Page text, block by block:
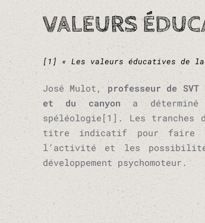
VALEURS
[1] « Les valeurs éducatives de
José Mulot, professeur de
et du canyon a
spéléologie[1]. Les tranches
titre indicatif pour faire
l’activité et les
développement psychomoteur.